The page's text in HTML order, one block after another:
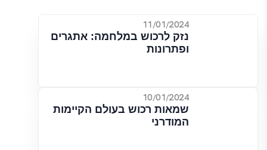
11/01/2024
נזק לרכוש במלחמה: אתגרים
ופתרונות
10/01/2024
שמאות רכוש בעולם הקיימות
המודרני